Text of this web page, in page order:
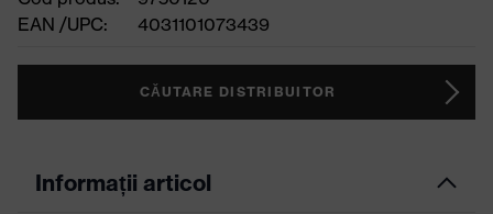
EAN /UPC:
4031101073439
CĂUTARE DISTRIBUITOR
Informații articol